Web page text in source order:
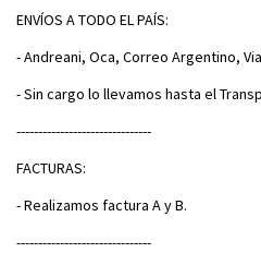
ENVÍOS A TODO EL PAÍS:
- Andreani, Oca, Correo Argentino,
- Sin cargo lo llevamos hasta el
-------------------------------
FACTURAS:
- Realizamos factura A y B.
-------------------------------